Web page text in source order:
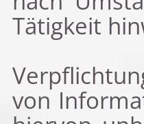
Tätigkeit
von